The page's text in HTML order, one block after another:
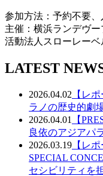
参加方法：予約不要、
主催：横浜ランデヴ
活動法人スローレーベ
LATEST
2026.04.02 【レ
ラノの歴史的劇
2026.04.01
【
良依のアジアパ
2026.03.19 【レ
SPECIAL
セシビリティを